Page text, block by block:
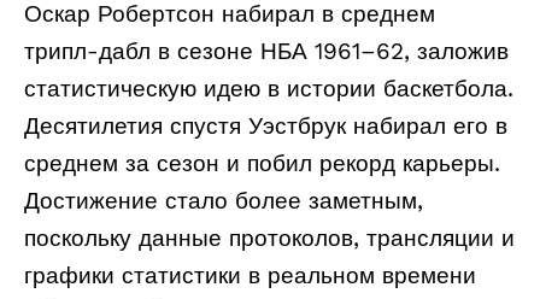
Оскар Робертсон набирал в среднем
трипл-дабл в сезоне НБА 1961–62, заложив
статистическую идею в истории баскетбола.
Десятилетия спустя Уэстбрук набирал его в
среднем за сезон и побил рекорд карьеры.
Достижение стало более заметным,
поскольку данные протоколов, трансляции и
графики статистики в реальном времени